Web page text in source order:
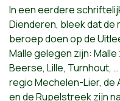
In een eerdere
Dienderen, bleek dat
beroep doen op de
Malle gelegen zijn:
Beerse, Lille, Turnhout,
regio Mechelen-Lier, de
en de Rupelstreek zijn